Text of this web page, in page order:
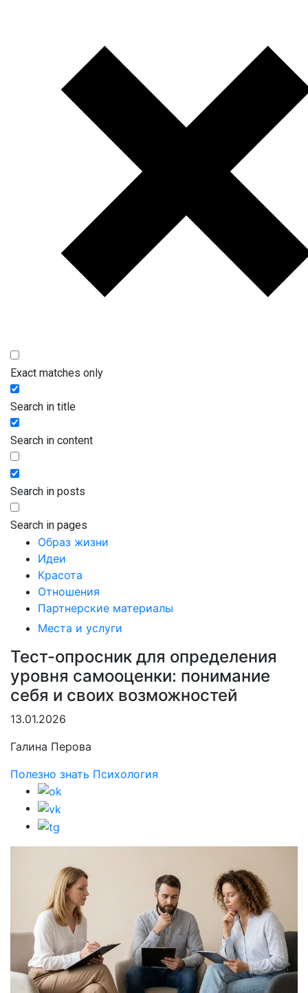
Exact matches only
Search in title
Search in content
Search in posts
Search in pages
Образ жизни
Идеи
Красота
Отношения
Партнерские материалы
Места и услуги
Тест-опросник для определения
уровня самооценки: понимание
себя и своих возможностей
13.01.2026
Галина Перова
Полезно знать Психология